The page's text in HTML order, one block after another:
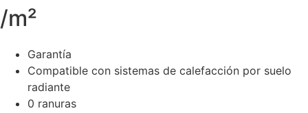
/m²
Garantía
Compatible con sistemas de calefacción por suelo
radiante
0 ranuras